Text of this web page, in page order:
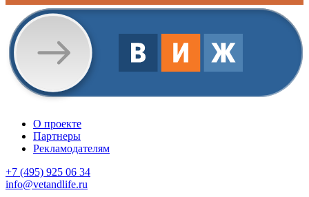
О проекте
Партнеры
Рекламодателям
+7 (495) 925 06 34
info@vetandlife.ru